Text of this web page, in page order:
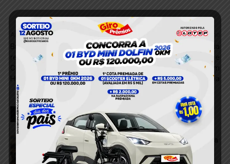
Anterior
Brasília Legal, em Aveiro,
recebe Caravana de
Humanos, da Sejudh
Próximo
Veículo com placa adulterada
e em estado de busca e
apreensão é apreendido em
Miritituba
RELACIONADOS
VÍDEO; Caminhonete arrasta motocicleta
após acidente e deixa duas mulheres
feridas em Itaituba